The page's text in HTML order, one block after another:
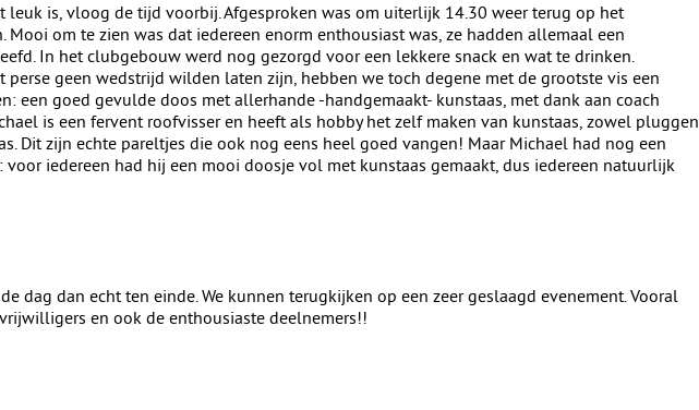
leuk is, vloog de tijd voorbij. Afgesproken was om uiterlijk 14.30 weer terug op het
Mooi om te zien was dat iedereen enorm enthousiast was, ze hadden allemaal een
In het clubgebouw werd nog gezorgd voor een lekkere snack en wat te drinken.
perse geen wedstrijd wilden laten zijn, hebben we toch degene met de grootste vis een
een goed gevulde doos met allerhande -handgemaakt- kunstaas, met dank aan coach
is een fervent roofvisser en heeft als hobby het zelf maken van kunstaas, zowel pluggen
Dit zijn echte pareltjes die ook nog eens heel goed vangen! Maar Michael had nog een
voor iedereen had hij een mooi doosje vol met kunstaas gemaakt, dus iedereen natuurlijk
dag dan echt ten einde. We kunnen terugkijken op een zeer geslaagd evenement. Vooral
en ook de enthousiaste deelnemers!!